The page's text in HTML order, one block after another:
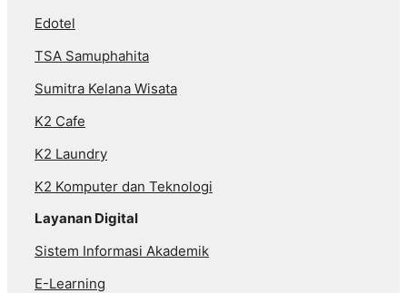
Edotel
TSA Samuphahita
Sumitra Kelana Wisata
K2 Cafe
K2 Laundry
K2 Komputer dan Teknologi
Layanan Digital
Sistem Informasi Akademik
E-Learning